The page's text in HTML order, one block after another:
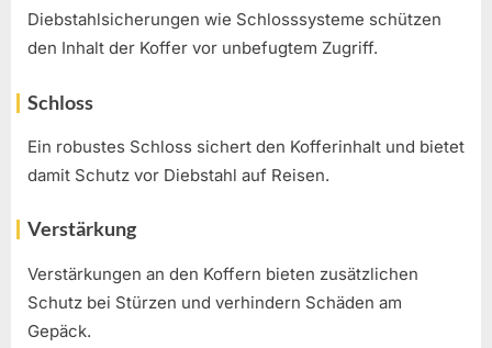
Diebstahlsicherungen wie Schlosssysteme schützen
den Inhalt der Koffer vor unbefugtem Zugriff.
Schloss
Ein robustes Schloss sichert den Kofferinhalt und bietet
damit Schutz vor Diebstahl auf Reisen.
Verstärkung
Verstärkungen an den Koffern bieten zusätzlichen
Schutz bei Stürzen und verhindern Schäden am
Gepäck.